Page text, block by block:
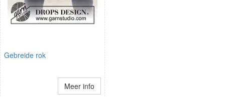
Gebreide rok
Meer info